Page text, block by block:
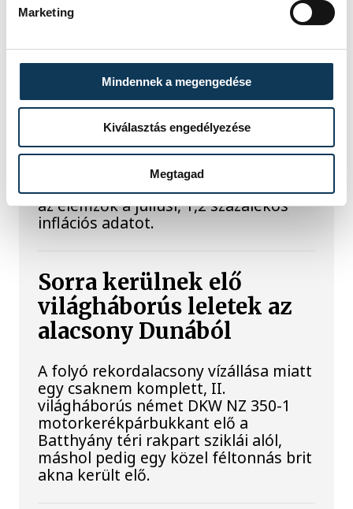
Marketing
Mindennek a megengedése
Kiválasztás engedélyezése
Megtagad
alkalommal hirdette meg az év
strandétele versenyt, amelyre minden
eddiginél több, 22 vendéglátóhely 44
étellel indult. Egy fonyódi hely nyert...
Meglepték az elemzőket
a júliusi inflációs adatok
Hatalmas meglepetésként értékelték
az elemzők a júliusi, 1,2 százalékos
inflációs adatot.
Sorra kerülnek elő
világháborús leletek az
alacsony Dunából
A folyó rekordalacsony vízállása miatt
egy csaknem komplett, II.
világháborús német DKW NZ 350-1
motorkerékpárbukkant elő a
Batthyány téri rakpart sziklái alól,
máshol pedig egy közel féltonnás brit
akna került elő.